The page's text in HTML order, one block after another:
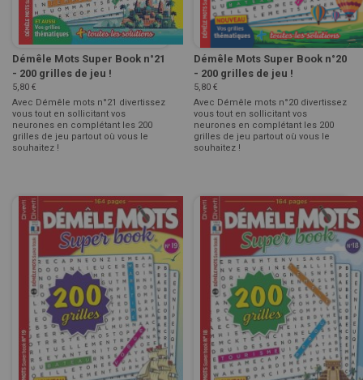
Démêle Mots Super Book n°21
- 200 grilles de jeu !
5,80 €
Avec Démêle mots n°21 divertissez
vous tout en sollicitant vos
neurones en complétant les 200
grilles de jeu partout où vous le
souhaitez !
Démêle Mots Super Book n°20
- 200 grilles de jeu !
5,80 €
Avec Démêle mots n°20 divertissez
vous tout en sollicitant vos
neurones en complétant les 200
grilles de jeu partout où vous le
souhaitez !